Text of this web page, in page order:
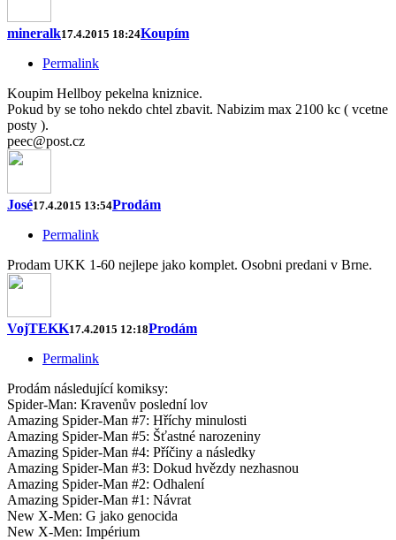
mineralk17.4.2015 18:24Koupím
Permalink
Koupim Hellboy pekelna kniznice.
Pokud by se toho nekdo chtel zbavit. Nabizim max 2100 kc ( vcetne
posty ).
peec@post.cz
José17.4.2015 13:54Prodám
Permalink
Prodam UKK 1-60 nejlepe jako komplet. Osobni predani v Brne.
VojTEKK17.4.2015 12:18Prodám
Permalink
Prodám následující komiksy:
Spider-Man: Kravenův poslední lov
Amazing Spider-Man #7: Hříchy minulosti
Amazing Spider-Man #5: Šťastné narozeniny
Amazing Spider-Man #4: Příčiny a následky
Amazing Spider-Man #3: Dokud hvězdy nezhasnou
Amazing Spider-Man #2: Odhalení
Amazing Spider-Man #1: Návrat
New X-Men: G jako genocida
New X-Men: Impérium